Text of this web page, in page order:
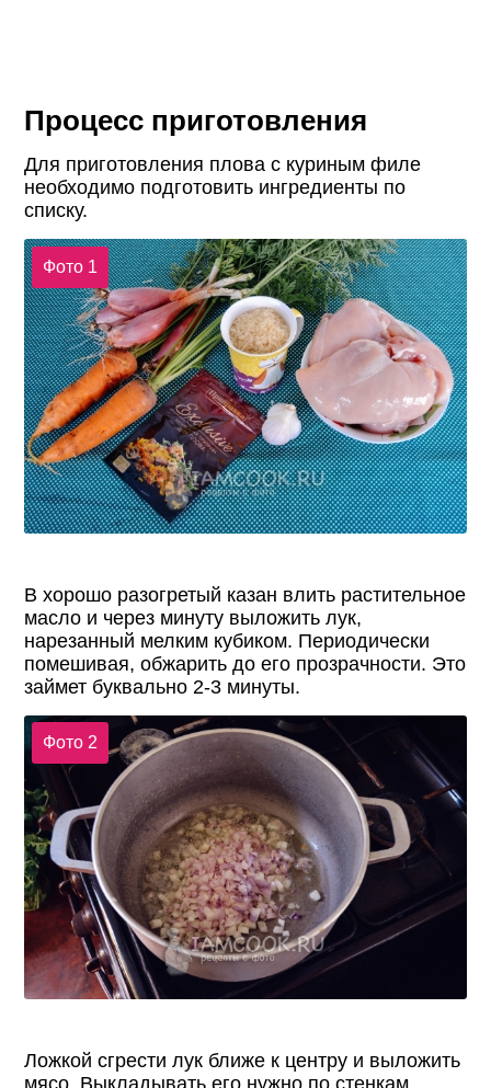
Процесс приготовления
Для приготовления плова с куриным филе
необходимо подготовить ингредиенты по
списку.
Фото 1
В хорошо разогретый казан влить растительное
масло и через минуту выложить лук,
нарезанный мелким кубиком. Периодически
помешивая, обжарить до его прозрачности. Это
займет буквально 2-3 минуты.
Фото 2
Ложкой сгрести лук ближе к центру и выложить
мясо. Выкладывать его нужно по стенкам